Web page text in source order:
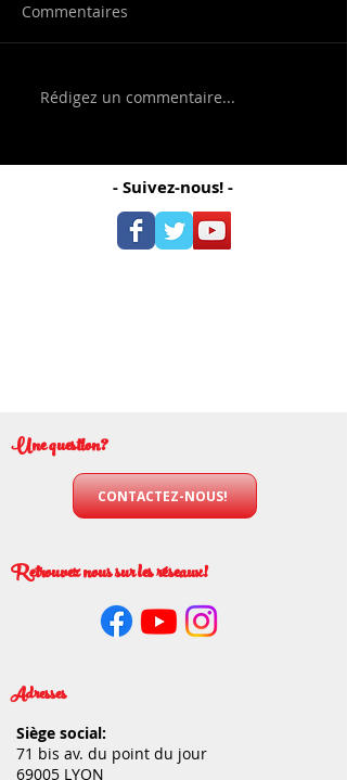
Commentaires
Rédigez un commentaire...
- Suivez-nous! -
Une question?
CONTACTEZ-NOUS!
Retrouvez nous sur les réseaux!
Adresses
Siège social:
71 bis av. du point du jour
69005 LYON